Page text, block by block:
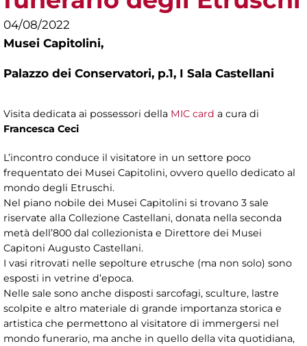
04/08/2022
Musei Capitolini,
Palazzo dei Conservatori, p.1, I Sala Castellani
Visita dedicata ai possessori della MIC card a cura di
Francesca Ceci
L’incontro conduce il visitatore in un settore poco
frequentato dei Musei Capitolini, ovvero quello dedicato al
mondo degli Etruschi.
Nel piano nobile dei Musei Capitolini si trovano 3 sale
riservate alla Collezione Castellani, donata nella seconda
metà dell’800 dal collezionista e Direttore dei Musei
Capitoni Augusto Castellani.
I vasi ritrovati nelle sepolture etrusche (ma non solo) sono
esposti in vetrine d’epoca.
Nelle sale sono anche disposti sarcofagi, sculture, lastre
scolpite e altro materiale di grande importanza storica e
artistica che permettono al visitatore di immergersi nel
mondo funerario, ma anche in quello della vita quotidiana,